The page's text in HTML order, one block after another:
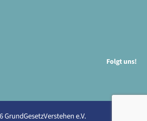
Folgt uns!
GrundGesetzVerstehen e.V.